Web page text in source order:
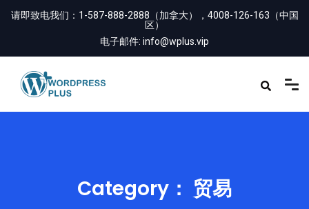
请即致电我们： 1-587-888-2888（加拿大），4008-126-163（中国
区）
电子邮件: info@wplus.vip
Category： 贸易